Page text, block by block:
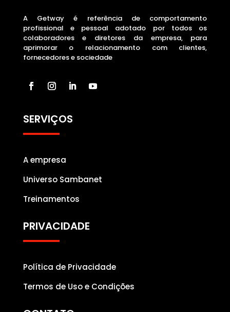
A Getway é referência de comportamento
profissional e pessoal adotado por todos os
colaboradores e diretores da empresa, para
aprimorar o relacionamento com clientes,
fornecedores e sociedade
SERVIÇOS
A empresa
Universo Sambanet
Treinamentos
PRIVACIDADE
Política de Privacidade
Termos de Uso e Condições